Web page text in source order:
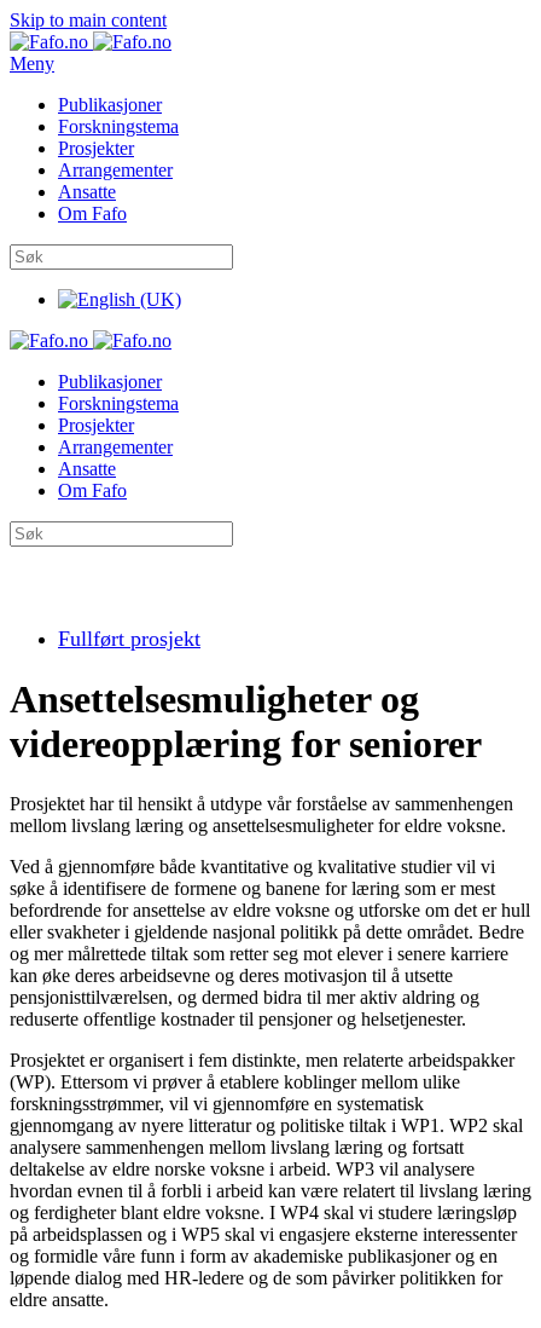
Skip to main content
Meny
Publikasjoner
Forskningstema
Prosjekter
Arrangementer
Ansatte
Om Fafo
Publikasjoner
Forskningstema
Prosjekter
Arrangementer
Ansatte
Om Fafo
Fullført prosjekt
Ansettelsesmuligheter og
videreopplæring for seniorer
Prosjektet har til hensikt å utdype vår forståelse av sammenhengen
mellom livslang læring og ansettelsesmuligheter for eldre voksne.
Ved å gjennomføre både kvantitative og kvalitative studier vil vi
søke å identifisere de formene og banene for læring som er mest
befordrende for ansettelse av eldre voksne og utforske om det er hull
eller svakheter i gjeldende nasjonal politikk på dette området. Bedre
og mer målrettede tiltak som retter seg mot elever i senere karriere
kan øke deres arbeidsevne og deres motivasjon til å utsette
pensjonisttilværelsen, og dermed bidra til mer aktiv aldring og
reduserte offentlige kostnader til pensjoner og helsetjenester.
Prosjektet er organisert i fem distinkte, men relaterte arbeidspakker
(WP). Ettersom vi prøver å etablere koblinger mellom ulike
forskningsstrømmer, vil vi gjennomføre en systematisk
gjennomgang av nyere litteratur og politiske tiltak i WP1. WP2 skal
analysere sammenhengen mellom livslang læring og fortsatt
deltakelse av eldre norske voksne i arbeid. WP3 vil analysere
hvordan evnen til å forbli i arbeid kan være relatert til livslang læring
og ferdigheter blant eldre voksne. I WP4 skal vi studere læringsløp
på arbeidsplassen og i WP5 skal vi engasjere eksterne interessenter
og formidle våre funn i form av akademiske publikasjoner og en
løpende dialog med HR-ledere og de som påvirker politikken for
eldre ansatte.